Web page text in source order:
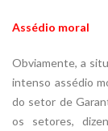
Assédio moral
Obviamente, a
intenso assédio
do setor de
os setores,